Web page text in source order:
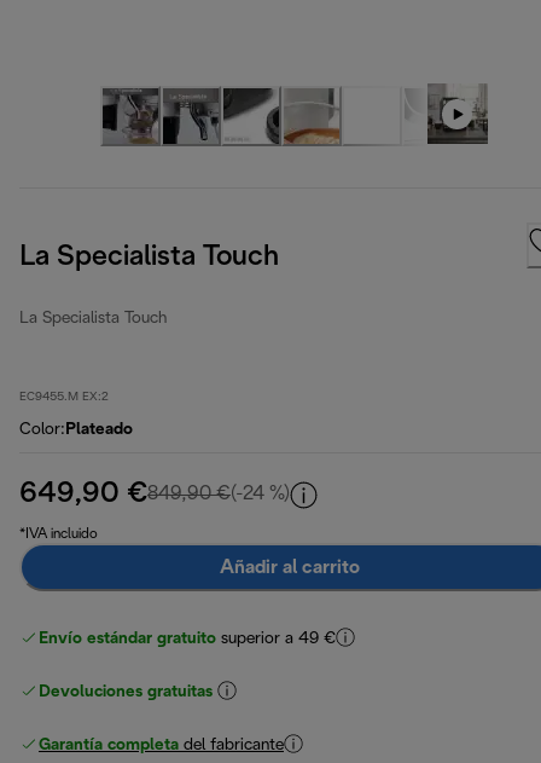
La Specialista Touch
La Specialista Touch
EC9455.M EX:2
Color: Plateado
649,90 €849,90 €precio original 849,90 €
(-24 %)
*IVA incluido
Añadir al carrito
Envío estándar gratuito superior a 49 €
Devoluciones gratuitas
Garantía completa del fabricante